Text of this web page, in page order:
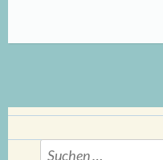
Suchen